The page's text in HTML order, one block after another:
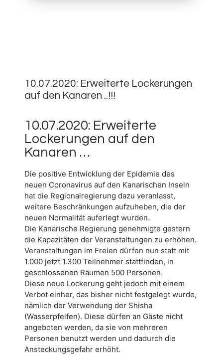
10.07.2020: Erweiterte Lockerungen
auf den Kanaren ..!!!
10.07.2020: Erweiterte
Lockerungen auf den
Kanaren …
Die positive Entwicklung der Epidemie des
neuen Coronavirus auf den Kanarischen Inseln
hat die Regionalregierung dazu veranlasst,
weitere Beschränkungen aufzuheben, die der
neuen Normalität auferlegt wurden.
Die Kanarische Regierung genehmigte gestern
die Kapazitäten der Veranstaltungen zu erhöhen.
Veranstaltungen im Freien dürfen nun statt mit
1.000 jetzt 1.300 Teilnehmer stattfinden, in
geschlossenen Räumen 500 Personen.
Diese neue Lockerung geht jedoch mit einem
Verbot einher, das bisher nicht festgelegt wurde,
nämlich der Verwendung der Shisha
(Wasserpfeifen). Diese dürfen an Gäste nicht
angeboten werden, da sie von mehreren
Personen benutzt werden und dadurch die
Ansteckungsgefahr erhöht.